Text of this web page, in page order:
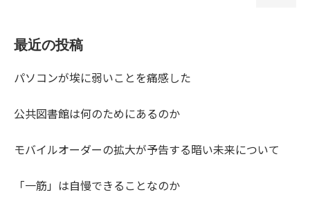
最近の投稿
パソコンが埃に弱いことを痛感した
公共図書館は何のためにあるのか
モバイルオーダーの拡大が予告する暗い未来について
「一筋」は自慢できることなのか